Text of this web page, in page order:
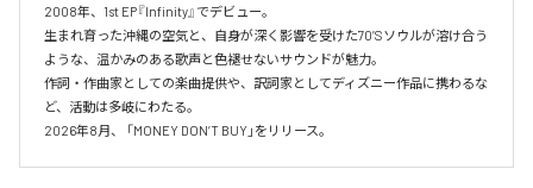
2008年、1st EP『Infinity』でデビュー。
生まれ育った沖縄の空気と、自身が深く影響を受けた70’Sソウルが溶け合う
ような、温かみのある歌声と色褪せないサウンドが魅力。
作詞・作曲家としての楽曲提供や、訳詞家としてディズニー作品に携わるな
ど、活動は多岐にわたる。
2026年8月、 「MONEY DON’T BUY」をリリース。